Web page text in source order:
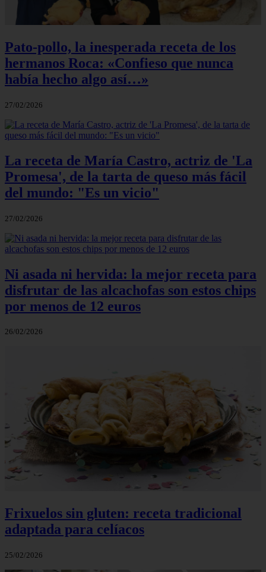
Pato-pollo, la inesperada receta de los
hermanos Roca: «Confieso que nunca
había hecho algo así…»
27/02/2026
La receta de María Castro, actriz de 'La
Promesa', de la tarta de queso más fácil
del mundo: "Es un vicio"
27/02/2026
Ni asada ni hervida: la mejor receta para
disfrutar de las alcachofas son estos chips
por menos de 12 euros
26/02/2026
Frixuelos sin gluten: receta tradicional
adaptada para celíacos
25/02/2026